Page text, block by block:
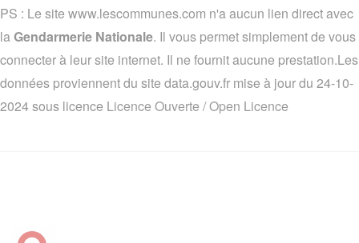
PS : Le site www.lescommunes.com n'a aucun lien direct avec
laGendarmerie Nationale. Il vous permet simplement de vous
connecter à leur site internet. Il ne fournit aucune prestation.Les
données proviennent du site data.gouv.fr mise à jour du 24-10-
2024 sous licence Licence Ouverte / Open Licence